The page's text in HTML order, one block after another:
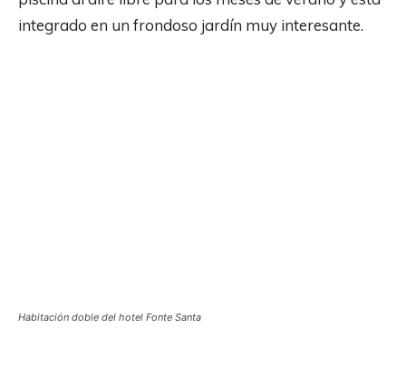
integrado en un frondoso jardín muy interesante.
Habitación doble del hotel Fonte Santa